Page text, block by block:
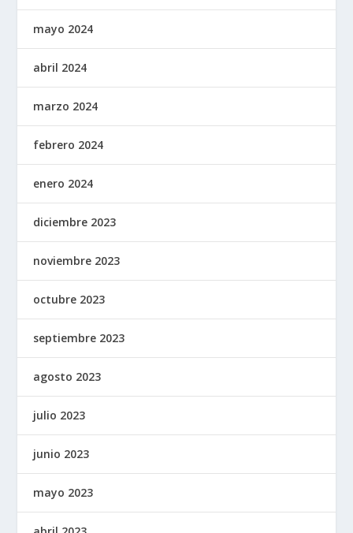
mayo 2024
abril 2024
marzo 2024
febrero 2024
enero 2024
diciembre 2023
noviembre 2023
octubre 2023
septiembre 2023
agosto 2023
julio 2023
junio 2023
mayo 2023